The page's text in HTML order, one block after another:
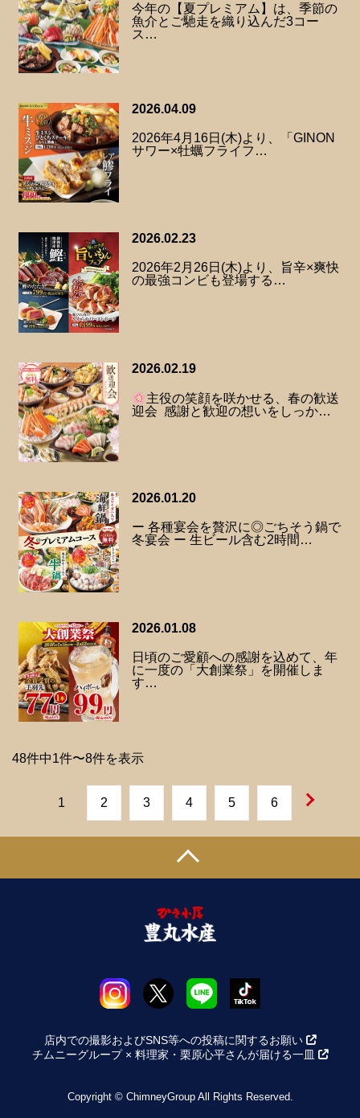
今年の【夏プレミアム】は、季節の
魚介とご馳走を織り込んだ3コー
ス…
2026.04.09
2026年4月16日(木)より、「GINON
サワー×牡蠣フライフ…
2026.02.23
2026年2月26日(木)より、旨辛×爽快
の最強コンビも登場する…
2026.02.19
主役の笑顔を咲かせる、春の歓送
迎会 感謝と歓迎の想いをしっか…
2026.01.20
ー 各種宴会を贅沢に◎ごちそう鍋で
冬宴会 ー 生ビール含む2時間…
2026.01.08
日頃のご愛顧への感謝を込めて、年
に一度の「大創業祭」を開催しま
す…
48件中1件〜8件を表示
1 2 3 4 5 6
店内での撮影およびSNS等への投稿に関するお願い
チムニーグループ × 料理家・栗原心平さんが届ける一皿
Copyright © ChimneyGroup All Rights Reserved.